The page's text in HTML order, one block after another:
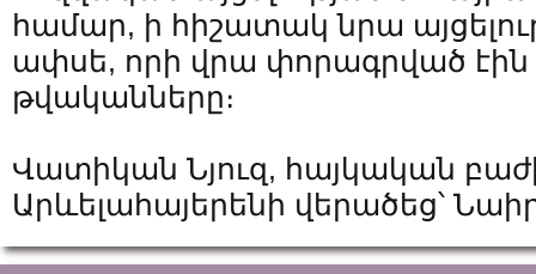
համար, ի հիշատակ նրա
ափսե, որի վրա փորագրված էին
թվականները։
Վատիկան Նյուզ, հայկական
Արևելահայերենի վերածեց՝